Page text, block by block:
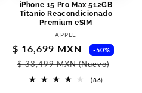
habitual
iPhone 15 Pro Max 512GB
Titanio Reacondicionado
Premium eSIM
Proveedor:
APPLE
Precio
de
oferta
$ 16,699 MXN -50%
$ 33,499 MXN(Nuevo)
(86)